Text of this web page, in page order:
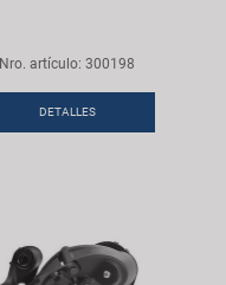
Nro. artículo: 300198
DETALLES